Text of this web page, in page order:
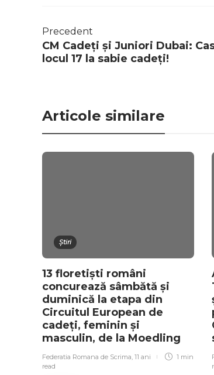
Precedent
CM Cadeți și Juniori Dubai:
locul 17 la sabie cadeți!
Articole similare
Știri
13 floretiști români
concurează sâmbătă și
duminică la etapa din
Circuitul European de
cadeți, feminin și
masculin, de la Moedling
Federatia Romana de Scrima 11 ani
1 min
read